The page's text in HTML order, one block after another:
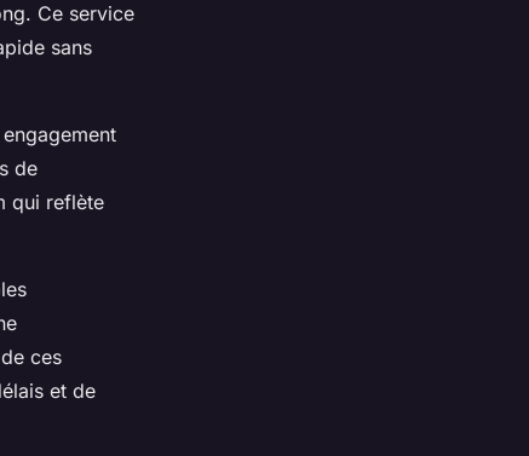
Ce service
sans
de
qui reflète
ces
et de